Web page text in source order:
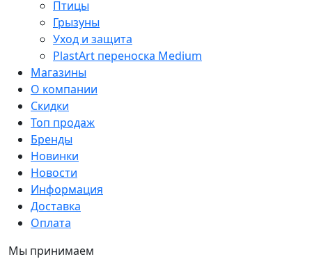
Птицы
Грызуны
Уход и защита
PlastArt переноска Medium
Магазины
О компании
Скидки
Топ продаж
Бренды
Новинки
Новости
Информация
Доставка
Оплата
Мы принимаем